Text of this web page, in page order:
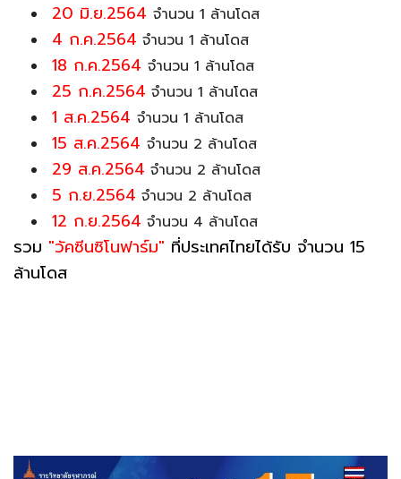
20 มิ.ย.2564 จำนวน 1 ล้านโดส
4 ก.ค.2564 จำนวน 1 ล้านโดส
18 ก.ค.2564 จำนวน 1 ล้านโดส
25 ก.ค.2564 จำนวน 1 ล้านโดส
1 ส.ค.2564 จำนวน 1 ล้านโดส
15 ส.ค.2564 จำนวน 2 ล้านโดส
29 ส.ค.2564 จำนวน 2 ล้านโดส
5 ก.ย.2564 จำนวน 2 ล้านโดส
12 ก.ย.2564 จำนวน 4 ล้านโดส
รวม "วัคซีนซิโนฟาร์ม" ที่ประเทศไทยได้รับ จำนวน 15
ล้านโดส